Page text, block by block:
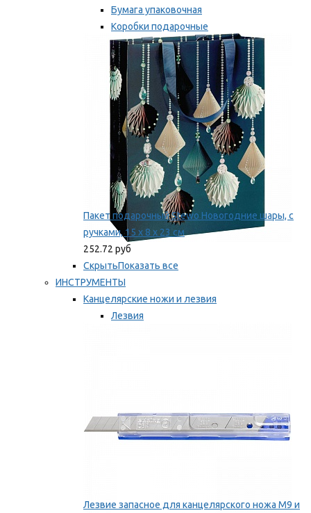
Бумага упаковочная
Коробки подарочные
Ленты, бобины
Мы рекомендуем
Пакет подарочный Stewo Новогодние шары, с
ручками, 15 х 8 х 23 см
252.72 руб
СкрытьПоказать все
ИНСТРУМЕНТЫ
Канцелярские ножи и лезвия
Лезвия
Лезвие запасное для канцелярского ножа M9 и